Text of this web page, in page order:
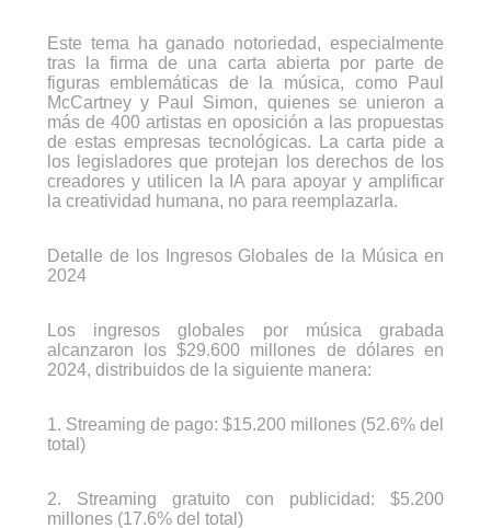
Este tema ha ganado notoriedad, especialmente
tras la firma de una carta abierta por parte de
figuras emblemáticas de la música, como Paul
McCartney y Paul Simon, quienes se unieron a
más de 400 artistas en oposición a las propuestas
de estas empresas tecnológicas. La carta pide a
los legisladores que protejan los derechos de los
creadores y utilicen la IA para apoyar y amplificar
la creatividad humana, no para reemplazarla.
Detalle de los Ingresos Globales de la Música en
2024
Los ingresos globales por música grabada
alcanzaron los $29.600 millones de dólares en
2024, distribuidos de la siguiente manera:
1. Streaming de pago: $15.200 millones (52.6% del
total)
2. Streaming gratuito con publicidad: $5.200
millones (17.6% del total)